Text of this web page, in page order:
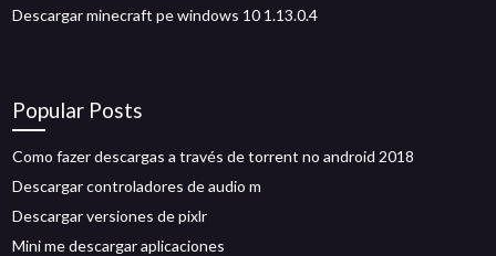
Descargar minecraft pe windows 10 1.13.0.4
Popular Posts
Como fazer descargas a través de torrent no android 2018
Descargar controladores de audio m
Descargar versiones de pixlr
Mini me descargar aplicaciones